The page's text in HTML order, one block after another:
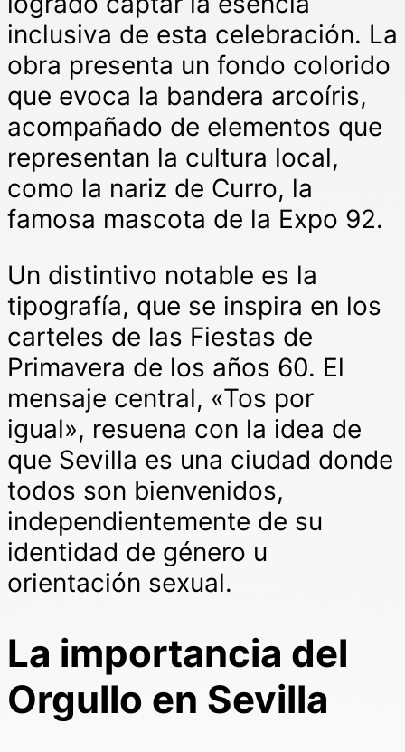
inclusiva de esta celebración. La
obra presenta un fondo colorido
que evoca la bandera arcoíris,
acompañado de elementos que
representan la cultura local,
como la nariz de Curro, la
famosa mascota de la Expo 92.
Un distintivo notable es la
tipografía, que se inspira en los
carteles de las Fiestas de
Primavera de los años 60. El
mensaje central, «Tos por
igual», resuena con la idea de
que Sevilla es una ciudad donde
todos son bienvenidos,
independientemente de su
identidad de género u
orientación sexual.
La importancia del
Orgullo en Sevilla